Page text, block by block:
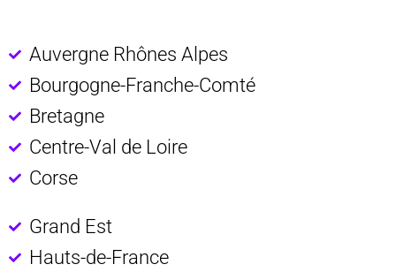
Auvergne Rhônes Alpes
Bourgogne-Franche-Comté
Bretagne
Centre-Val de Loire
Corse
Grand Est
Hauts-de-France